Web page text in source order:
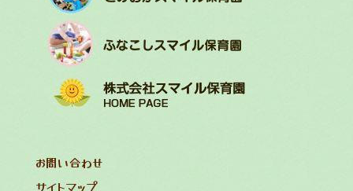
お問い合わせ
サイトマップ